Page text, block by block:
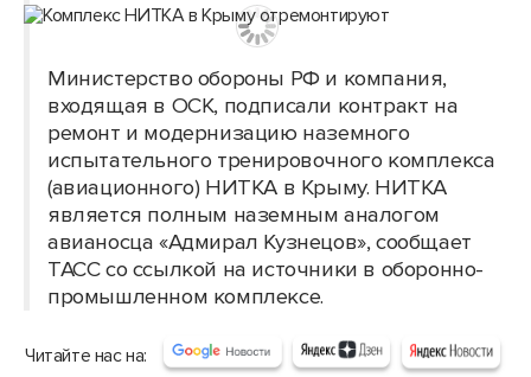
Министерство обороны РФ и компания,
входящая в ОСК, подписали контракт на
ремонт и модернизацию наземного
испытательного тренировочного комплекса
(авиационного) НИТКА в Крыму. НИТКА
является полным наземным аналогом
авианосца «Адмирал Кузнецов», сообщает
ТАСС со ссылкой на источники в оборонно-
промышленном комплексе.
Читайте нас на: